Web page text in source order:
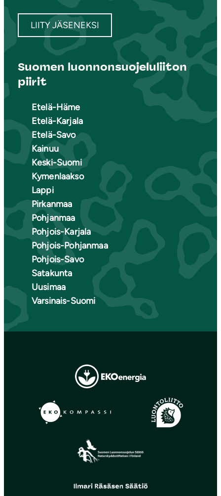
LIITY JÄSENEKSI
Suomen luonnonsuojeluliiton
piirit
Etelä-Häme
Etelä-Karjala
Etelä-Savo
Kainuu
Keski-Suomi
Kymenlaakso
Lappi
Pirkanmaa
Pohjanmaa
Pohjois-Karjala
Pohjois-Pohjanmaa
Pohjois-Savo
Satakunta
Uusimaa
Varsinais-Suomi